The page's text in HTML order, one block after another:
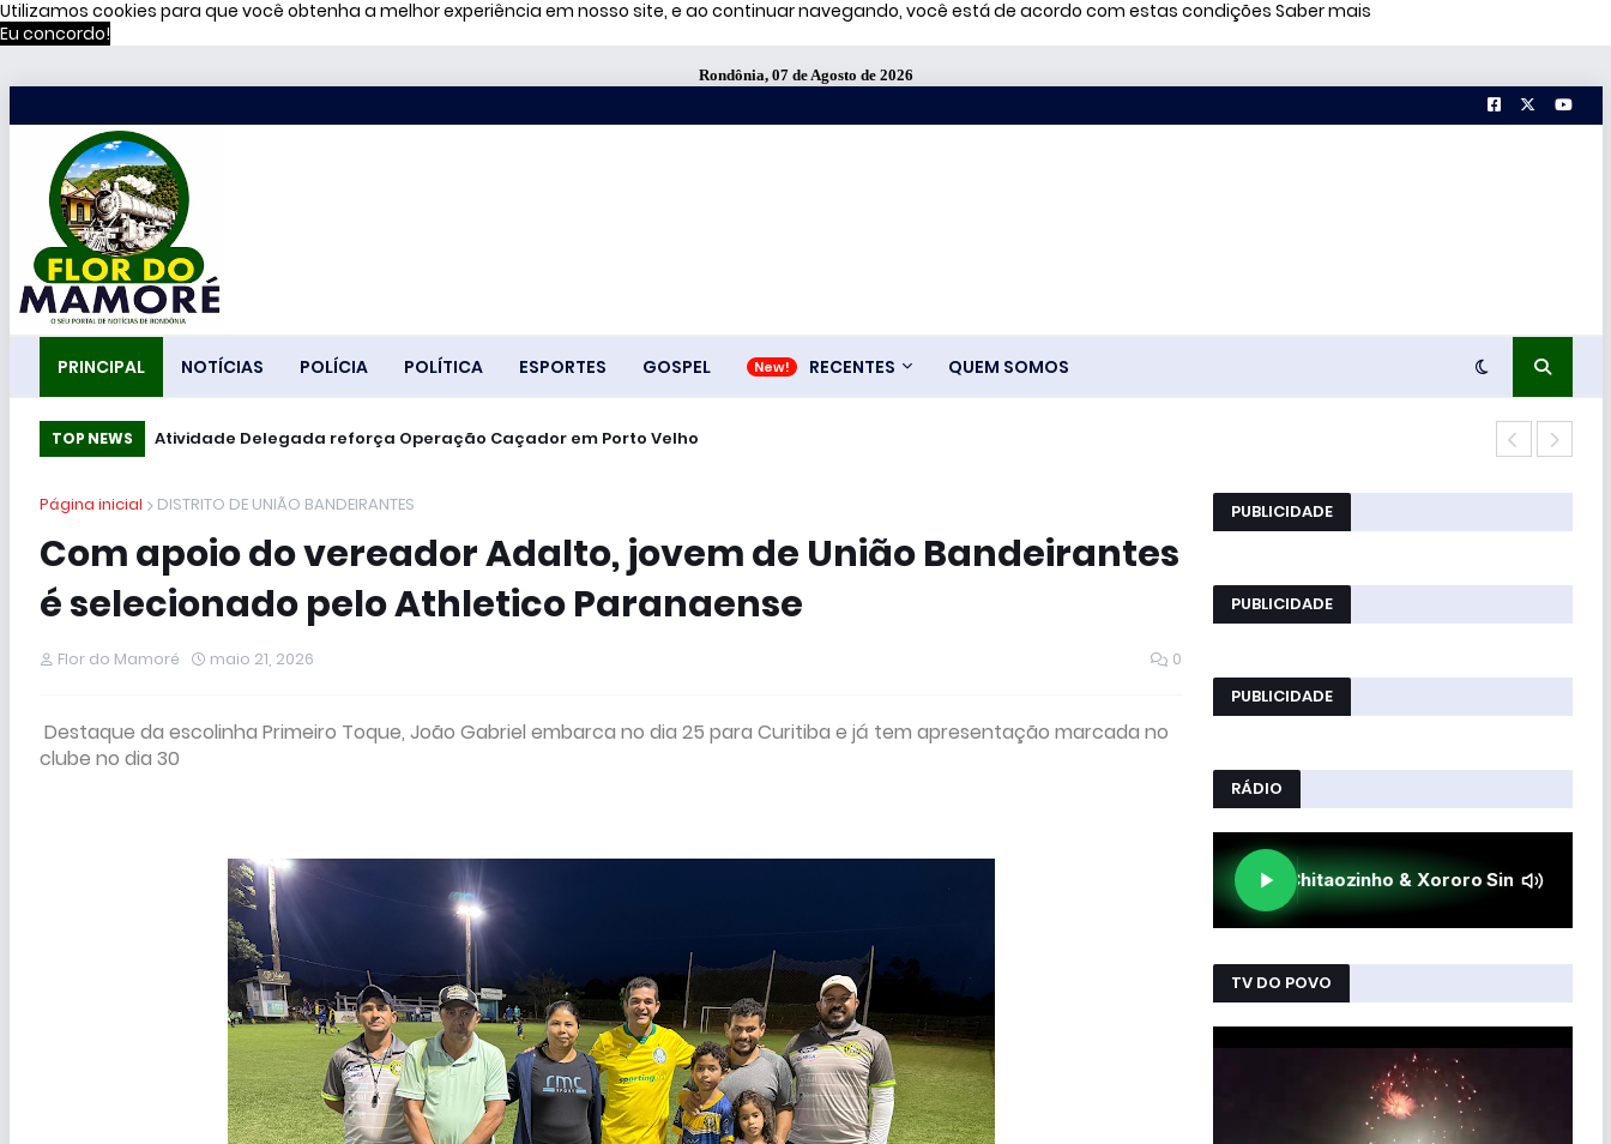
Utilizamos cookies para que você obtenha a melhor experiência em nosso site, e ao continuar navegando, você está de acordo com estas condições Saber mais
Eu concordo!
Rondônia, 07 de Agosto de 2026
PRINCIPAL NOTÍCIAS POLÍCIA POLÍTICA ESPORTES GOSPEL RECENTES QUEM SOMOS
TOP NEWS Atividade Delegada reforça Operação Caçador em Porto Velho
Página inicial DISTRITO DE UNIÃO BANDEIRANTES
Com apoio do vereador Adalto, jovem de União Bandeirantes
é selecionado pelo Athletico Paranaense
Flor do Mamoré maio 21, 2026 0
Destaque da escolinha Primeiro Toque, João Gabriel embarca no dia 25 para Curitiba e já tem apresentação marcada no
clube no dia 30
PUBLICIDADE
PUBLICIDADE
PUBLICIDADE
RÁDIO
TV DO POVO